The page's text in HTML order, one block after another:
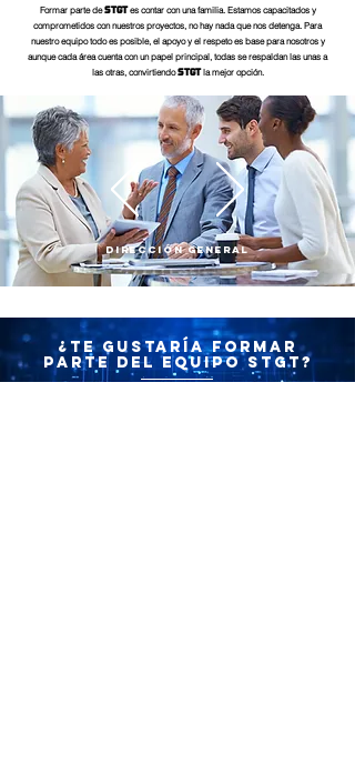
Formar parte deSTGTes contar con una familia. Estamos capacitados y
comprometidos con nuestros proyectos, no hay nada que nos detenga. Para
nuestro equipo todo es posible, el apoyo y el respeto es base para nosotros y
aunque cada área cuenta con un papel principal, todas se respaldan las unas a
las otras, convirtiendoSTGTla mejor opción.
Dirección general
¿Te gustaría formar
parte del equipo STGT?